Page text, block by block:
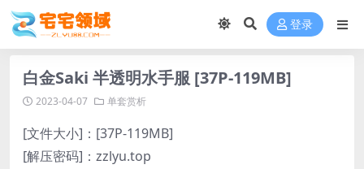
登录
白金Saki 半透明水手服 [37P-119MB]
2023-04-07 单套赏析
[文件大小]：[37P-119MB]
[解压密码]：zzlyu.top